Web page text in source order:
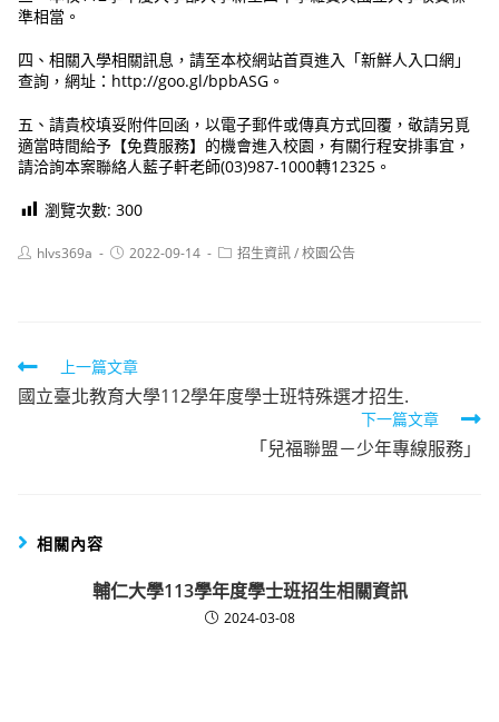
準相當。
四、相關入學相關訊息，請至本校網站首頁進入「新鮮人入口網」
查詢，網址：http://goo.gl/bpbASG。
五、請貴校填妥附件回函，以電子郵件或傳真方式回覆，敬請另覓
適當時間給予【免費服務】的機會進入校園，有關行程安排事宜，
請洽詢本案聯絡人藍子軒老師(03)987-1000轉12325。
瀏覽次數: 300
Posthlvs369a
Post2022-09-14
Post招生資訊/校園公告
Read
more
上一篇文章
國立臺北教育大學112學年度學士班特殊選才招生.
下一篇文章
「兒福聯盟－少年專線服務」
相關內容
輔仁大學113學年度學士班招生相關資訊
2024-03-08